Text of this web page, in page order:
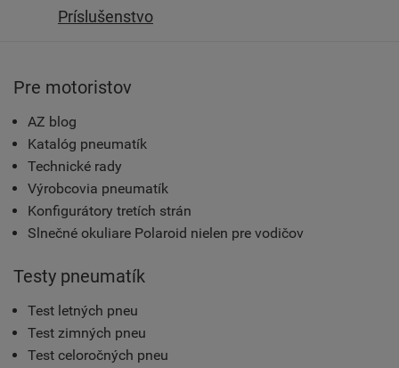
Príslušenstvo
Pre motoristov
AZ blog
Katalóg pneumatík
Technické rady
Výrobcovia pneumatík
Konfigurátory tretích strán
Slnečné okuliare Polaroid nielen pre vodičov
Testy pneumatík
Test letných pneu
Test zimných pneu
Test celoročných pneu